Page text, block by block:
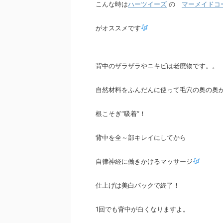
こんな時はハーツイーズ の マーメイドコ
がオススメです
背中のザラザラやニキビは老廃物です。。
自然材料をふんだんに使って毛穴の奥の奥
根こそぎ“吸着”！
背中を全～部キレイにしてから
自律神経に働きかけるマッサージ
仕上げは美白パックで終了！
1回でも背中が白くなりますよ。